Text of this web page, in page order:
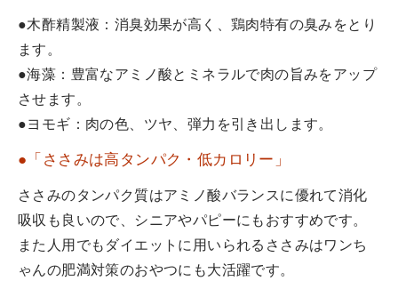
●木酢精製液：消臭効果が高く、鶏肉特有の臭みをとり
ます。
●海藻：豊富なアミノ酸とミネラルで肉の旨みをアップ
させます。
●ヨモギ：肉の色、ツヤ、弾力を引き出します。
●「ささみは高タンパク・低カロリー」
ささみのタンパク質はアミノ酸バランスに優れて消化
吸収も良いので、シニアやパピーにもおすすめです。
また人用でもダイエットに用いられるささみはワンち
ゃんの肥満対策のおやつにも大活躍です。